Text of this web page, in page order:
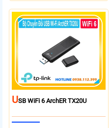
nơi với tốc độ 4G LTE tải xuống lên
đến 150Mbps. Chuẩn WiFi 6
AX300, pin 2400mAh hoạt động
đến 10 giờ và khả năng kết nối
USB WiFi 6 ArchER TX20U